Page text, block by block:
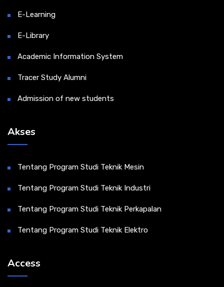
E-Learning
E-Library
Academic Information System
Tracer Study Alumni
Admission of new students
Akses
Tentang Program Studi Teknik Mesin
Tentang Program Studi Teknik Industri
Tentang Program Studi Teknik Perkapalan
Tentang Program Studi Teknik Elektro
Access